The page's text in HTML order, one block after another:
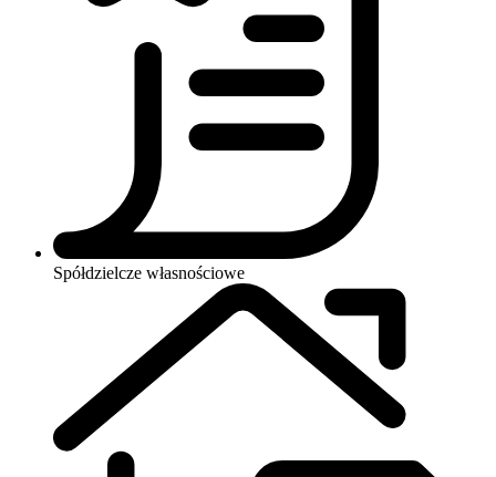
Spółdzielcze własnościowe